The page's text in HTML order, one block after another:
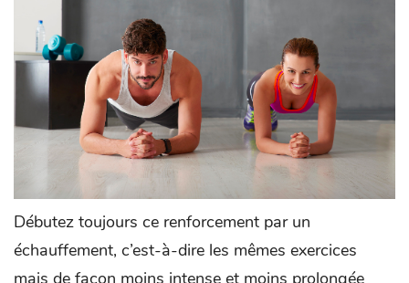
Débutez toujours ce renforcement par un
échauffement, c’est-à-dire les mêmes exercices
mais de façon moins intense et moins prolongée